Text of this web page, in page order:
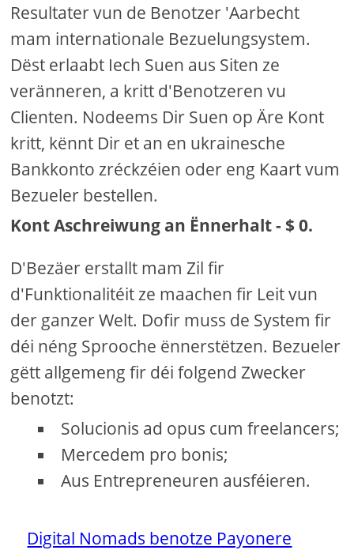
Resultater vun de Benotzer 'Aarbecht
mam internationale Bezuelungsystem.
Dëst erlaabt Iech Suen aus Siten ze
veränneren, a kritt d'Benotzeren vu
Clienten. Nodeems Dir Suen op Äre Kont
kritt, kënnt Dir et an en ukrainesche
Bankkonto zréckzéien oder eng Kaart vum
Bezueler bestellen.
Kont Aschreiwung an Ënnerhalt - $ 0.
D'Bezäer erstallt mam Zil fir
d'Funktionalitéit ze maachen fir Leit vun
der ganzer Welt. Dofir muss de System fir
déi néng Sprooche ënnerstëtzen. Bezueler
gëtt allgemeng fir déi folgend Zwecker
benotzt:
Solucionis ad opus cum freelancers;
Mercedem pro bonis;
Aus Entrepreneuren ausféieren.
Digital Nomads benotze Payonere